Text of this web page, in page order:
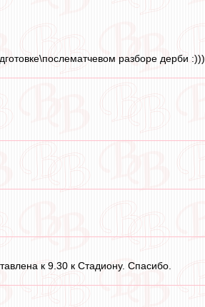
разборе дерби :)))
к 9.30 к Стадиону. Спасибо.